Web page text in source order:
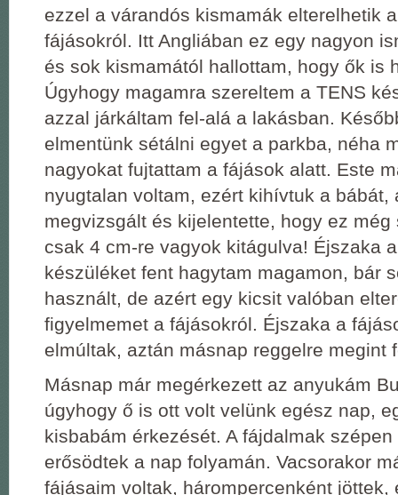
ezzel a várandós kismamák elterelhetik
fájásokról. Itt Angliában ez egy nagyon
és sok kismamától hallottam, hogy ők is
Úgyhogy magamra szereltem a TENS
azzal járkáltam fel-alá a lakásban.
elmentünk sétálni egyet a parkba, néha
nagyokat fujtattam a fájások alatt. Este
nyugtalan voltam, ezért kihívtuk a bábát,
megvizsgált és kijelentette, hogy ez még
csak 4 cm-re vagyok kitágulva! Éjszaka
készüléket fent hagytam magamon, bár
használt, de azért egy kicsit valóban
figyelmemet a fájásokról. Éjszaka a
elmúltak, aztán másnap reggelre megint
Másnap már megérkezett az anyukám
úgyhogy ő is ott volt velünk egész nap,
kisbabám érkezését. A fájdalmak
erősödtek a nap folyamán. Vacsorakor
fájásaim voltak, hárompercenként jöttek,